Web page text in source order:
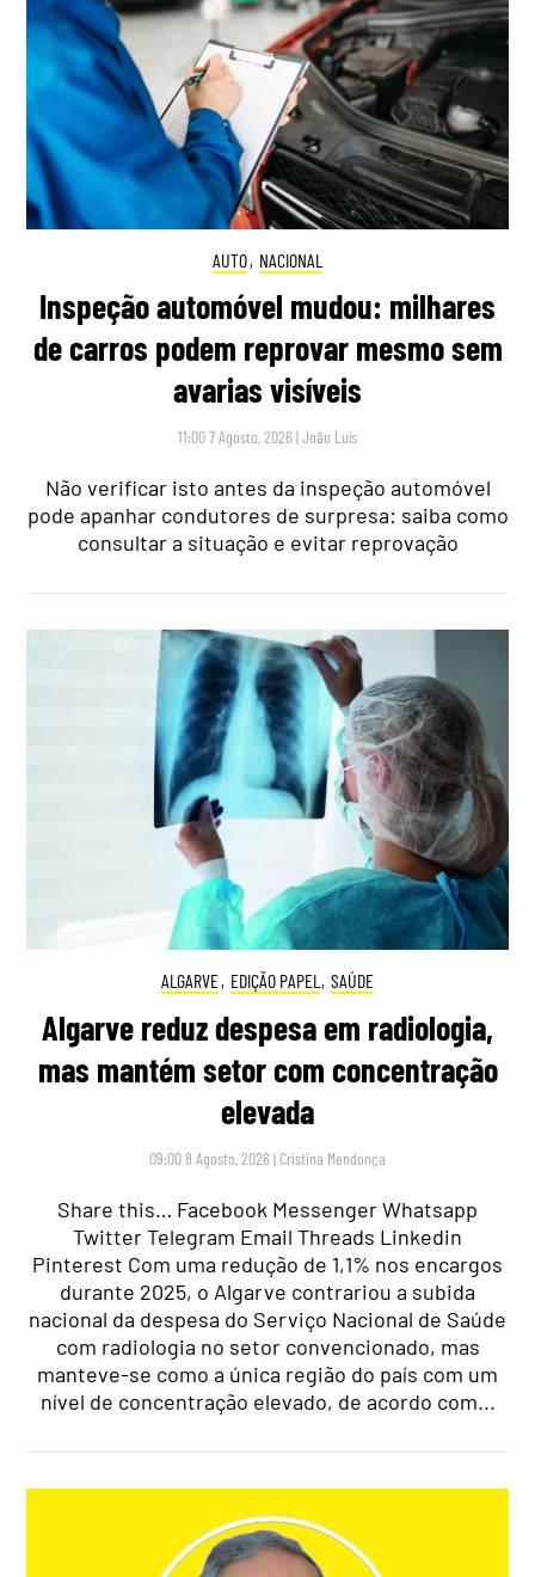
AUTO, NACIONAL
Inspeção automóvel mudou: milhares
de carros podem reprovar mesmo sem
avarias visíveis
11:00 7 Agosto, 2026 |João Luís
Não verificar isto antes da inspeção automóvel
pode apanhar condutores de surpresa: saiba como
consultar a situação e evitar reprovação
ALGARVE, EDIÇÃO PAPEL , SAÚDE
Algarve reduz despesa em radiologia,
mas mantém setor com concentração
elevada
09:00 8 Agosto, 2026 | Cristina Mendonça
Share this… Facebook Messenger Whatsapp
Twitter Telegram Email Threads Linkedin
Pinterest Com uma redução de 1,1% nos encargos
durante 2025, o Algarve contrariou a subida
nacional da despesa do Serviço Nacional de Saúde
com radiologia no setor convencionado, mas
manteve-se como a única região do país com um
nível de concentração elevado, de acordo com...